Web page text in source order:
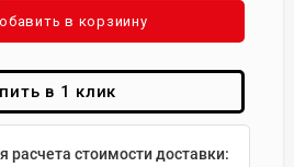
в корзиину
в 1 клик
расчета стоимости доставки: